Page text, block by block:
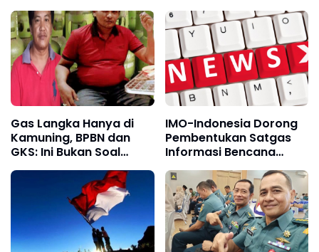
Gas Langka Hanya di
Kamuning, BPBN dan
GKS: Ini Bukan Soal
Tradisi, Tapi Dugaan
Maldistribusi
IMO-Indonesia Dorong
Pembentukan Satgas
Informasi Bencana
Sumatera